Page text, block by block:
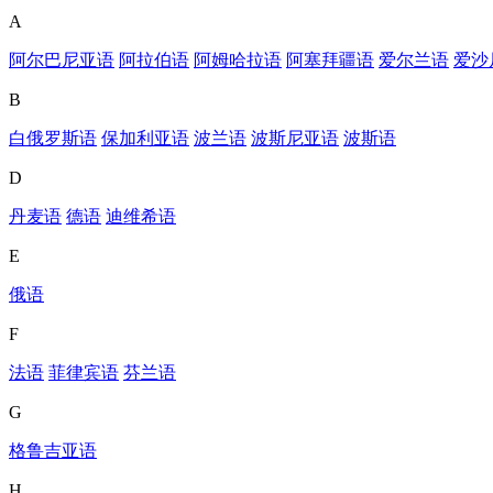
A
阿尔巴尼亚语 阿拉伯语 阿姆哈拉语 阿塞拜疆语 爱尔兰语 爱沙
B
白俄罗斯语 保加利亚语 波兰语 波斯尼亚语 波斯语
D
丹麦语 德语 迪维希语
E
俄语
F
法语 菲律宾语 芬兰语
G
格鲁吉亚语